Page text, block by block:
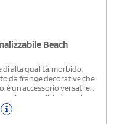
Beach
di alta qualità, morbido,
da frange decorative che
è un accessorio versatile
La superficie è ampia e
scritte o grafiche,
balneari o